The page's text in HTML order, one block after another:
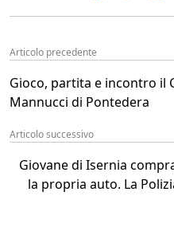
Articolo precedente
Gioco, partita e incontro il
Mannucci di Pontedera
Articolo successivo
Giovane di Isernia
la propria auto. La